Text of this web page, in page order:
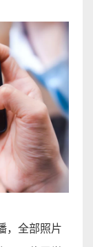
，全部照片